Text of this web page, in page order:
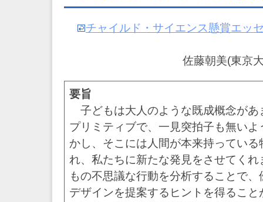
子
や
チャイルド・サイエンス懸賞エッ
佐藤朝美(東京
要旨
子どもは大人のような既成概念があ
プリミティブで、一見突拍子も無い
かし、そこには人間が本来持ってい
れ、私たちに新たな発見をさせてく
もの不思議な行動を分析することで
デザインを提案するヒントを得るこ